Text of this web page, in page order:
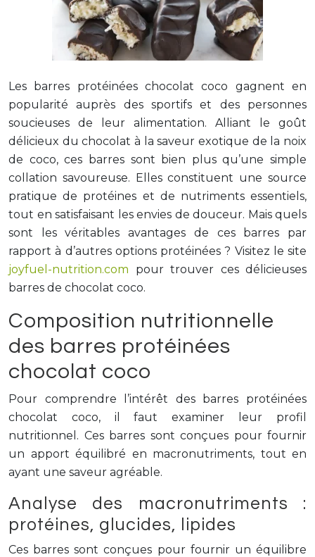
Les barres protéinées chocolat coco gagnent en
popularité auprès des sportifs et des personnes
soucieuses de leur alimentation. Alliant le goût
délicieux du chocolat à la saveur exotique de la noix
de coco, ces barres sont bien plus qu’une simple
collation savoureuse. Elles constituent une source
pratique de protéines et de nutriments essentiels,
tout en satisfaisant les envies de douceur. Mais quels
sont les véritables avantages de ces barres par
rapport à d’autres options protéinées ? Visitez le site
joyfuel-nutrition.com pour trouver ces délicieuses
barres de chocolat coco.
Composition nutritionnelle
des barres protéinées
chocolat coco
Pour comprendre l’intérêt des barres protéinées
chocolat coco, il faut examiner leur profil
nutritionnel. Ces barres sont conçues pour fournir
un apport équilibré en macronutriments, tout en
ayant une saveur agréable.
Analyse des macronutriments :
protéines, glucides, lipides
Ces barres sont conçues pour fournir un équilibre